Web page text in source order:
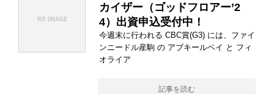
カイザー（ゴッドフロアー’2
4）出資申込受付中！
今週末に行われる CBC賞(G3) には、ファイ
ンニードル産駒 の アブキールベイ と フィ
オライア
記事を読む